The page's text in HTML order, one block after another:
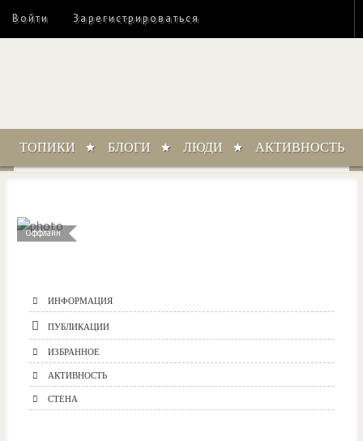
Войти Зарегистрироваться
ТОПИКИ БЛОГИ ЛЮДИ АКТИВНОСТЬ
Оффлайн
ИНФОРМАЦИЯ
ПУБЛИКАЦИИ
ИЗБРАННОЕ
АКТИВНОСТЬ
СТЕНА